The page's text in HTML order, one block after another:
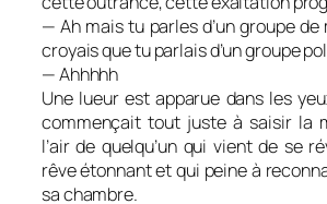
— Ah mais tu parles d’un groupe
croyais que tu parlais d’un groupe
— Ahhhhh
Une lueur est apparue dans les
commençait tout juste à saisir la
l’air de quelqu’un qui vient de se
rêve étonnant et qui peine à
sa chambre.